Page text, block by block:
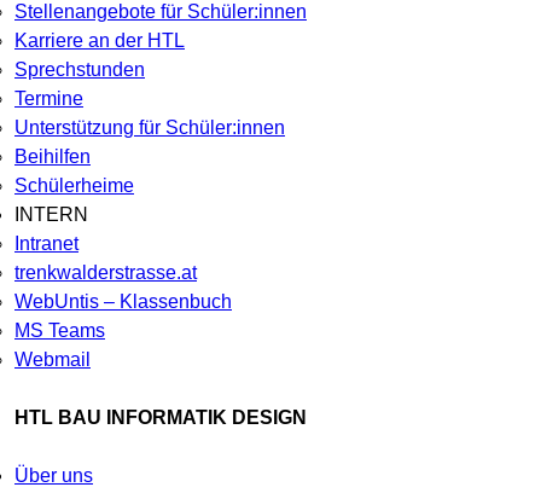
Stellenangebote für Schüler:innen
Karriere an der HTL
Sprechstunden
Termine
Unterstützung für Schüler:innen
Beihilfen
Schülerheime
INTERN
Intranet
trenkwalderstrasse.at
WebUntis – Klassenbuch
MS Teams
Webmail
HTL BAU INFORMATIK DESIGN
Über uns